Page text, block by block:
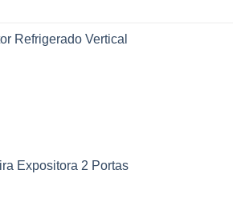
Refrigerado Vertical
Expositora 2 Portas